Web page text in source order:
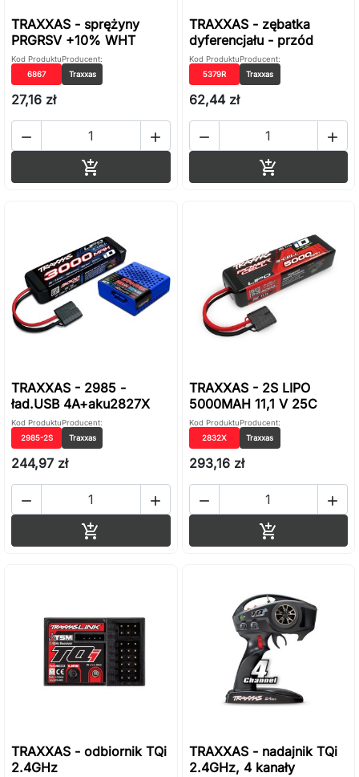
TRAXXAS - sprężyny
PRGRSV +10% WHT
Kod Produktu
6867
Producent:
Traxxas
27,16 zł
 

TRAXXAS - zębatka
dyferencjału - przód
Kod Produktu
5379R
Producent:
Traxxas
62,44 zł
 

TRAXXAS - 2985 -
ład.USB 4A+aku2827X
Kod Produktu
2985-2S
Producent:
Traxxas
244,97 zł
 

TRAXXAS - 2S LIPO
5000MAH 11,1 V 25C
Kod Produktu
2832X
Producent:
Traxxas
293,16 zł
 

TRAXXAS - odbiornik TQi
2.4GHz
TRAXXAS - nadajnik TQi
2.4GHz, 4 kanały